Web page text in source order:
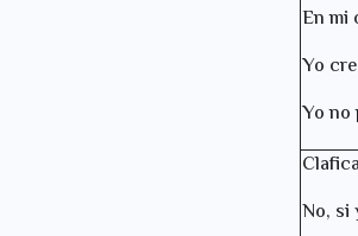
En mi
Yo
Yo no
No, si